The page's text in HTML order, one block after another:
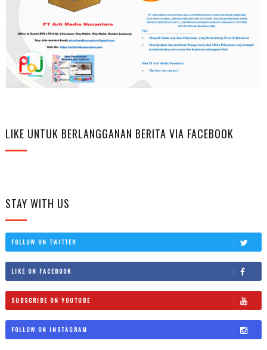
LIKE UNTUK BERLANGGANAN BERITA VIA FACEBOOK
STAY WITH US
FOLLOW ON TWITTER
LIKE ON FACEBOOK
SUBSCRIBE ON YOUTUBE
FOLLOW ON INSTAGRAM